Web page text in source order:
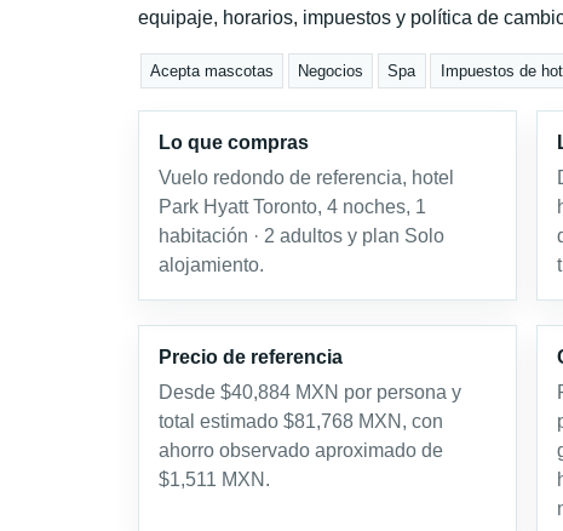
equipaje, horarios, impuestos y política de
Acepta mascotas Negocios Spa Impuestos de
Lo que compras
Vuelo redondo de referencia, hotel
Park Hyatt Toronto, 4 noches, 1
habitación · 2 adultos y plan Solo
alojamiento.
Precio de referencia
Desde $40,884 MXN por persona y
total estimado $81,768 MXN, con
ahorro observado aproximado de
$1,511 MXN.